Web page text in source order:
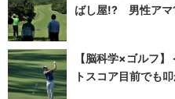
ばし屋!? 男性アマ
【脳科学×ゴルフ
トスコア目前でも